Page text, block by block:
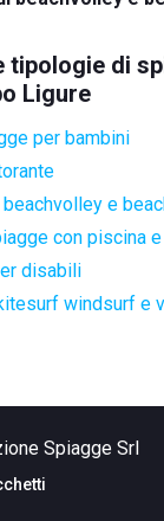
tipologie di
Ligure
per bambini
e
con piscina
disabili
windsurf e
Spiagge Srl